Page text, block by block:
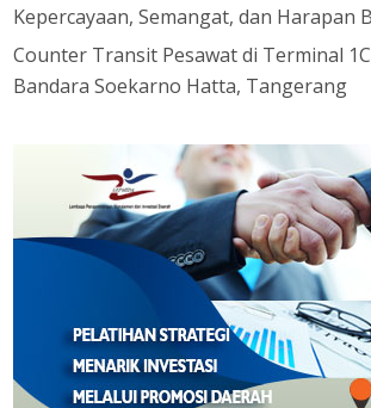
Kepercayaan, Semangat, dan Harapan
Counter Transit Pesawat di Terminal
Bandara Soekarno Hatta, Tangerang